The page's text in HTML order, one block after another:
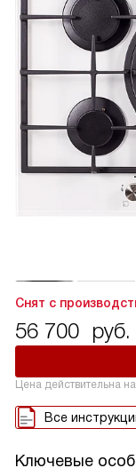
Снят с
56 700 руб.
Цена действительна
Все
Ключевые